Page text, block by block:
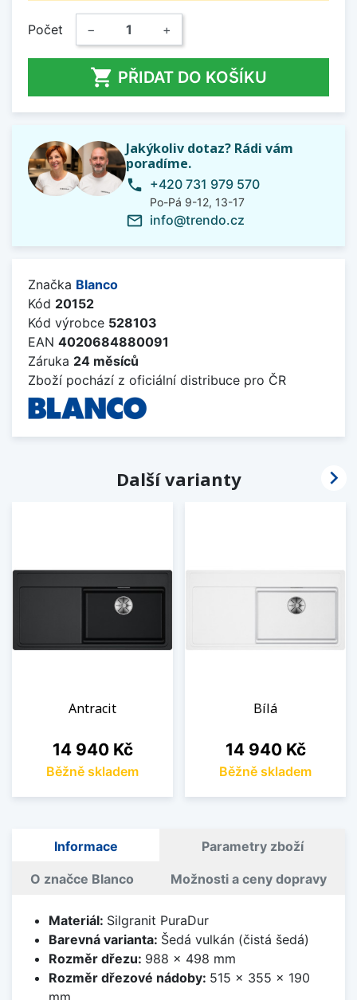
Počet − +
 PŘIDAT DO KOŠÍKU
Jakýkoliv dotaz? Rádi vám
poradíme.
phone +420 731 979 570
Po-Pá 9-12, 13-17
mail_outline info@trendo.cz
Značka Blanco
Kód 20152
Kód výrobce 528103
EAN 4020684880091
Záruka 24 měsíců
Zboží pochází z oficiální distribuce pro ČR
Další varianty
Antracit
Cena
14 940 Kč
Běžně skladem
Bílá
Cena
14 940 Kč
Běžně skladem

Informace Parametry zboží
O značce Blanco Možnosti a ceny dopravy
Materiál: Silgranit PuraDur
Barevná varianta: Šedá vulkán (čistá šedá)
Rozměr dřezu: 988 x 498 mm
Rozměr dřezové nádoby: 515 x 355 x 190
mm